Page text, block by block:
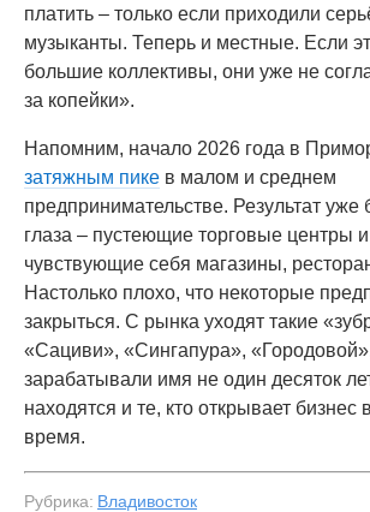
платить – только если приходили
музыканты. Теперь и местные. Если
большие коллективы, они уже не
за копейки».
Напомним, начало 2026 года в
затяжным пике в малом и среднем
предпринимательстве. Результат уже
глаза – пустеющие торговые центры
чувствующие себя магазины,
Настолько плохо, что некоторые
закрыться. С рынка уходят такие
«Сациви», «Сингапура»,
зарабатывали имя не один десяток
находятся и те, кто открывает бизнес
время.
Рубрика: Владивосток